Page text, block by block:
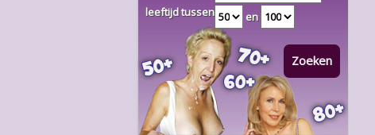
leeftijd tussen
en
Zoeken